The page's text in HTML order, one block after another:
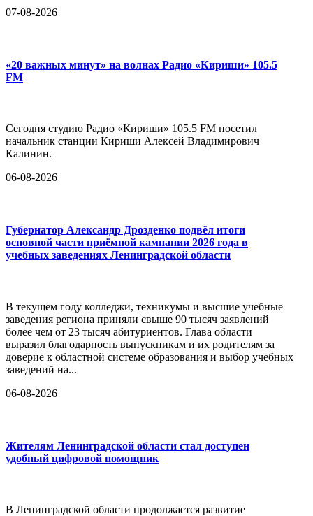
07-08-2026
«20 важных минут» на волнах Радио «Кириши» 105.5
FM
Сегодня студию Радио «Кириши» 105.5 FM посетил
начальник станции Кириши Алексей Владимирович
Калинин.
06-08-2026
Губернатор Александр Дрозденко подвёл итоги
основной части приёмной кампании 2026 года в
учебных заведениях Ленинградской области
В текущем году колледжи, техникумы и высшие учебные
заведения региона приняли свыше 90 тысяч заявлений
более чем от 23 тысяч абитуриентов. Глава области
выразил благодарность выпускникам и их родителям за
доверие к областной системе образования и выбор учебных
заведений на...
06-08-2026
Жителям Ленинградской области стал доступен
удобный цифровой помощник
В Ленинградской области продолжается развитие